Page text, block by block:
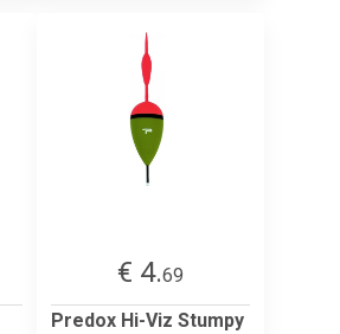
€ 4.69
Predox Hi-Viz Stumpy